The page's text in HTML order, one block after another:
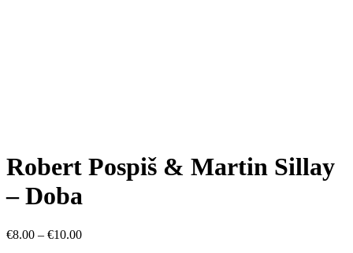
Robert Pospiš & Martin Sillay
– Doba
€8.00 – €10.00